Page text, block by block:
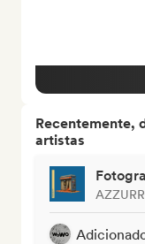
Recentemente,
artistas